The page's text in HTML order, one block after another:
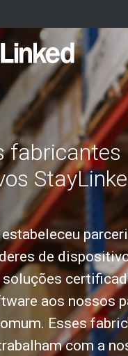
fabricantes
de
soluções
aos nossos
Esses
com a